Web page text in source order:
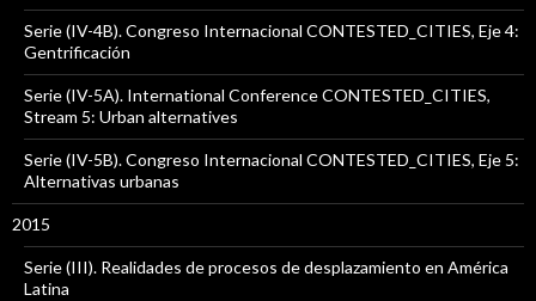
Serie (IV-4B). Congreso Internacional CONTESTED_CITIES, Eje 4:
Gentrificación
Serie (IV-5A). International Conference CONTESTED_CITIES,
Stream 5: Urban alternatives
Serie (IV-5B). Congreso Internacional CONTESTED_CITIES, Eje 5:
Alternativas urbanas
2015
Serie (III). Realidades de procesos de desplazamiento en América
Latina